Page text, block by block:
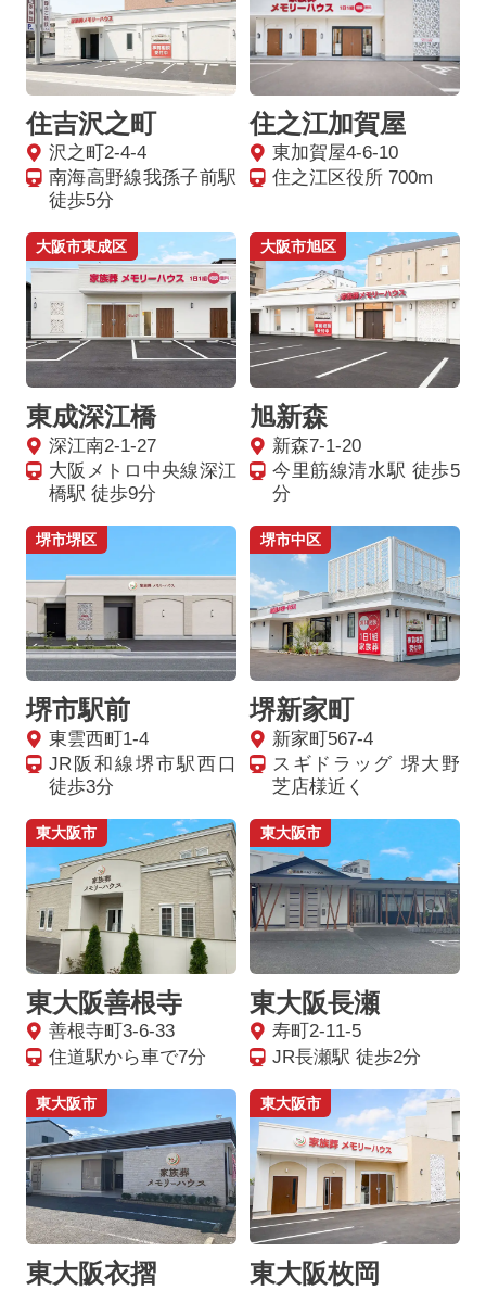
住吉沢之町
沢之町2-4-4
南海高野線我孫子前駅
徒歩5分
住之江加賀屋
東加賀屋4-6-10
住之江区役所 700m
大阪市東成区
東成深江橋
深江南2-1-27
大阪メトロ中央線深江
橋駅 徒歩9分
大阪市旭区
旭新森
新森7-1-20
今里筋線清水駅 徒歩5
分
堺市堺区
堺市駅前
東雲西町1-4
JR阪和線堺市駅西口
徒歩3分
堺市中区
堺新家町
新家町567-4
スギドラッグ 堺大野
芝店様近く
東大阪市
東大阪善根寺
善根寺町3-6-33
住道駅から車で7分
東大阪市
東大阪長瀬
寿町2-11-5
JR長瀬駅 徒歩2分
東大阪市
東大阪衣摺
東大阪市
東大阪枚岡